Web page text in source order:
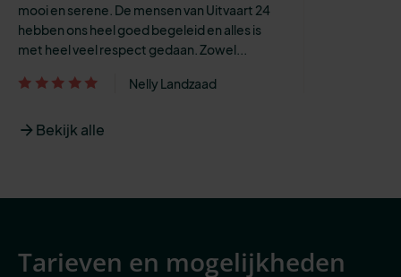
mooi en serene. De mensen van Uitvaart 24
hebben ons heel goed begeleid en alles is
met heel veel respect gedaan. Zowel...
Nelly Landzaad
Bekijk alle
Tarieven en mogelijkheden